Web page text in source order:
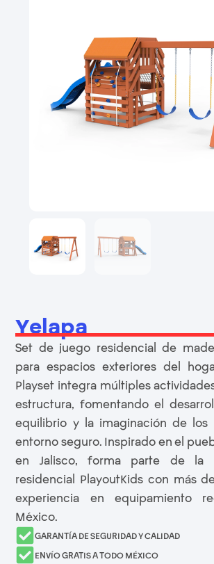
Yelapa
Set de juego residencial de
para espacios exteriores del
Playset integra múltiples
estructura, fomentando el
equilibrio y la imaginación de los
entorno seguro. Inspirado en el
en Jalisco, forma parte de la
residencial PlayoutKids con más
experiencia en equipamiento
México.
GARANTÍA DE SEGURIDAD Y CALIDAD
ENVÍO GRATIS A TODO MÉXICO